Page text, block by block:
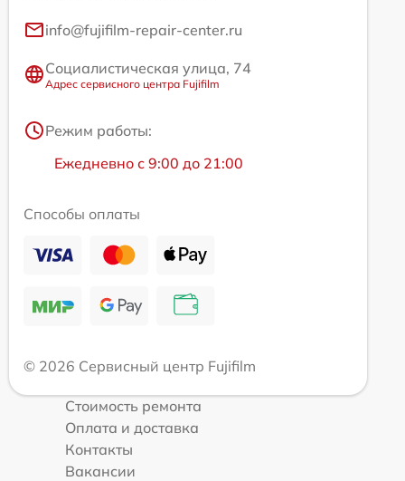
info@fujifilm-repair-center.ru
Социалистическая улица, 74
Адрес сервисного центра Fujifilm
Режим работы:
Ежедневно с 9:00 до 21:00
Способы оплаты
© 2026 Сервисный центр Fujifilm
Стоимость ремонта
Оплата и доставка
Контакты
Вакансии